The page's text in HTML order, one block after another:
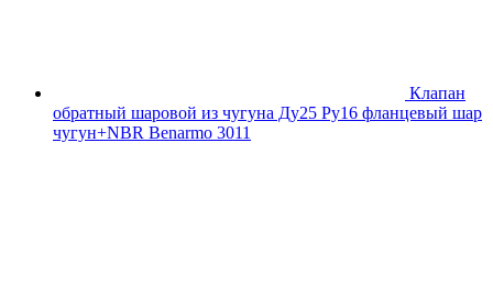
Клапан
обратный шаровой из чугуна Ду25 Ру16 фланцевый шар
чугун+NBR Benarmo 3011